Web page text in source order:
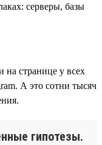
серверы, базы
на странице у всех
А это сотни тысяч
гипотезы.